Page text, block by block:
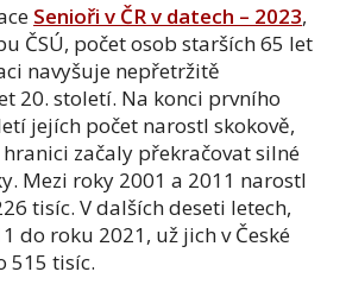
Senioři v ČR v datech – 2023,
ČSÚ, počet osob starších 65 let
navyšuje nepřetržitě
20. století. Na konci prvního
jejích počet narostl skokově,
začaly překračovat silné
Mezi roky 2001 a 2011 narostl
tisíc. V dalších deseti letech,
do roku 2021, už jich v České
515 tisíc.